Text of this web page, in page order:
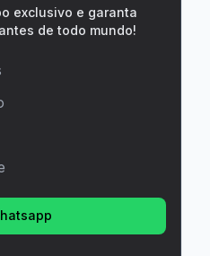
exclusivo e garanta
de todo mundo!